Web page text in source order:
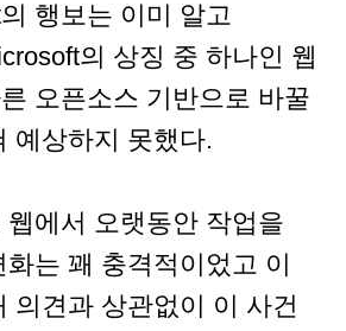
행보는 이미 알고
의 상징 중 하나인 웹
오픈소스 기반으로 바꿀
예상하지 못했다.
에서 오랫동안 작업을
는 꽤 충격적이었고 이
의견과 상관없이 이 사건